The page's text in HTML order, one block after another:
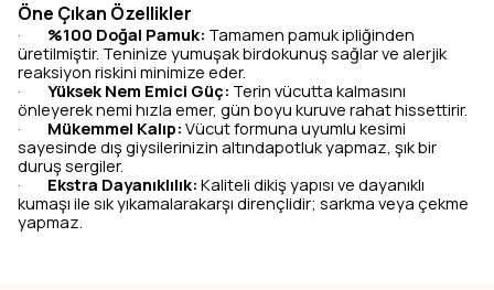
Öne Çıkan Özellikler
· %100 Doğal Pamuk: Tamamen pamuk ipliğinden
üretilmiştir. Teninize yumuşak birdokunuş sağlar ve alerjik
reaksiyon riskini minimize eder.
· Yüksek Nem Emici Güç: Terin vücutta kalmasını
önleyerek nemi hızla emer, gün boyu kuruve rahat hissettirir.
· Mükemmel Kalıp: Vücut formuna uyumlu kesimi
sayesinde dış giysilerinizin altındapotluk yapmaz, şık bir
duruş sergiler.
· Ekstra Dayanıklılık: Kaliteli dikiş yapısı ve dayanıklı
kumaşı ile sık yıkamalarakarşı dirençlidir; sarkma veya çekme
yapmaz.